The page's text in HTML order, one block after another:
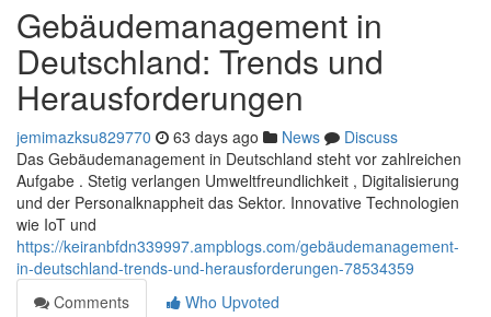
Gebäudemanagement in
Deutschland: Trends und
Herausforderungen
jemimazksu829770 63 days ago News
Discuss
Das Gebäudemanagement in Deutschland steht vor zahlreichen
Aufgabe . Stetig verlangen Umweltfreundlichkeit , Digitalisierung
und der Personalknappheit das Sektor. Innovative Technologien
wie IoT und
https://keiranbfdn339997.ampblogs.com/gebäudemanagement-
in-deutschland-trends-und-herausforderungen-78534359
Comments
Who Upvoted